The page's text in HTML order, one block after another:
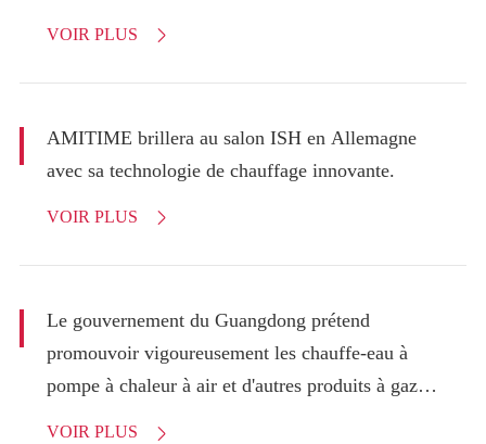
VOIR PLUS 
AMITIME brillera au salon ISH en Allemagne
avec sa technologie de chauffage innovante.
VOIR PLUS 
Le gouvernement du Guangdong prétend
promouvoir vigoureusement les chauffe-eau à
pompe à chaleur à air et d'autres produits à gaz
VOIR PLUS 